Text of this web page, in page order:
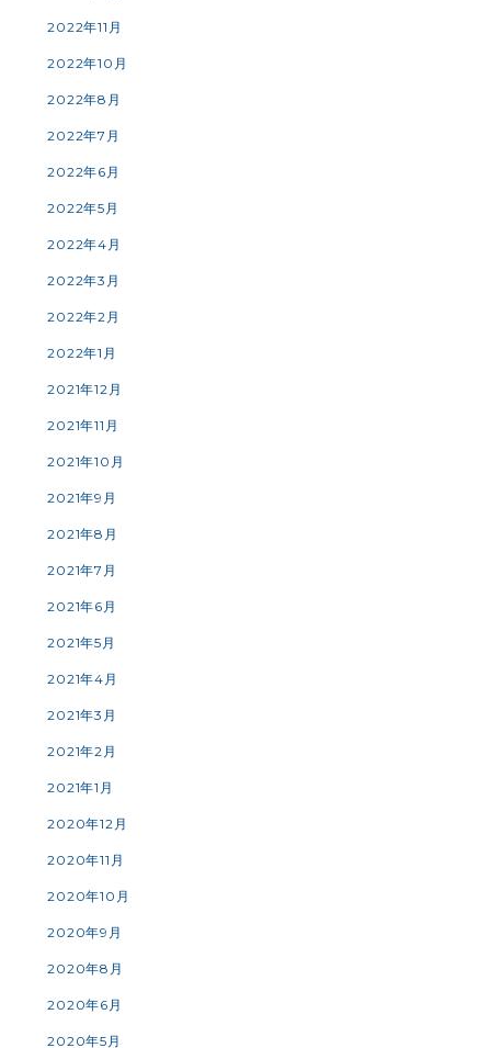
2022年11月
2022年10月
2022年8月
2022年7月
2022年6月
2022年5月
2022年4月
2022年3月
2022年2月
2022年1月
2021年12月
2021年11月
2021年10月
2021年9月
2021年8月
2021年7月
2021年6月
2021年5月
2021年4月
2021年3月
2021年2月
2021年1月
2020年12月
2020年11月
2020年10月
2020年9月
2020年8月
2020年6月
2020年5月